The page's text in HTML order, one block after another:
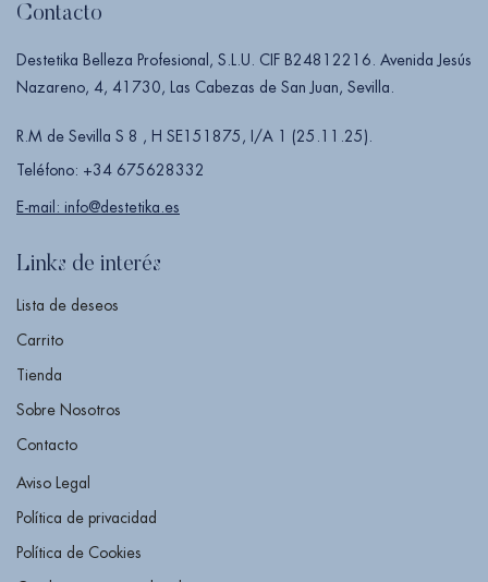
Contacto
Destetika Belleza Profesional, S.L.U. CIF B24812216. Avenida Jesús
Nazareno, 4, 41730, Las Cabezas de San Juan, Sevilla.
R.M de Sevilla S 8 , H SE151875, I/A 1 (25.11.25).
Teléfono: +34 675628332
E-mail: info@destetika.es
Links de interés
Lista de deseos
Carrito
Tienda
Sobre Nosotros
Contacto
Aviso Legal
Política de privacidad
Política de Cookies